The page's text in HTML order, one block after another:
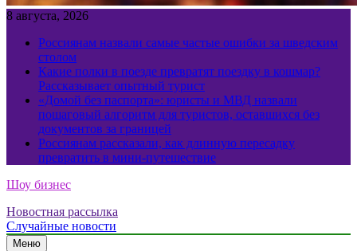
8 августа, 2026
Россиянам назвали самые частые ошибки за шведским
столом
Какие полки в поезде превратят поездку в кошмар?
Рассказывает опытный турист
«Домой без паспорта»: юристы и МВД назвали
пошаговый алгоритм для туристов, оставшихся без
документов за границей
Россиянам рассказали, как длинную пересадку
превратить в мини-путешествие
Шоу бизнес
Новостная рассылка
Случайные новости
Меню